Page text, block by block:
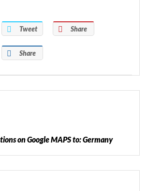
Tweet Share
Share
on Google MAPS to: Germany